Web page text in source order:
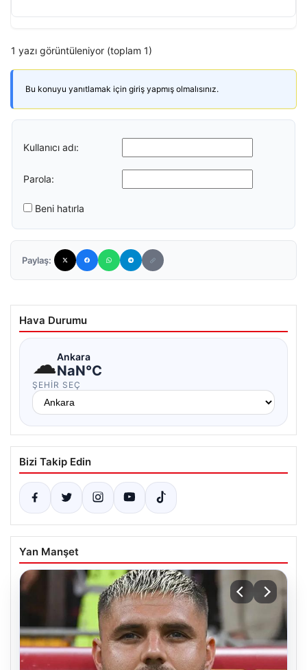
1 yazı görüntüleniyor (toplam 1)
Bu konuyu yanıtlamak için giriş yapmış olmalısınız.
Kullanıcı adı:
Parola:
Beni hatırla
Paylaş:
Hava Durumu
☁Ankara
NaN°C
ŞEHIR SEÇ
Bizi Takip Edin
Yan Manşet